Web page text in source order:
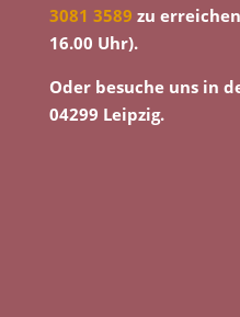
3081 3589 zu
16.00 Uhr).
Oder besuche uns in
04299 Leipzig.